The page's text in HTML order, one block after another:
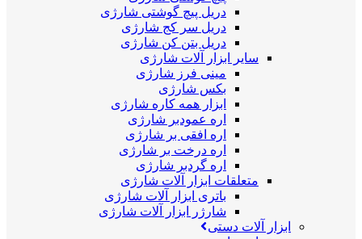
دریل پیچ گوشتی شارژی
دریل سر کج شارژی
دریل بتن کن شارژی
سایر ابزار آلات شارژی
مینی فرز شارژی
بکس شارژی
ابزار همه کاره شارژی
اره عمودبر شارژی
اره افقی بر شارژی
اره درخت بر شارژی
اره گردبر شارژی
متعلقات ابزار آلات شارژی
باتری ابزار آلات شارژی
شارژر ابزار آلات شارژی
ابزار آلات دستی